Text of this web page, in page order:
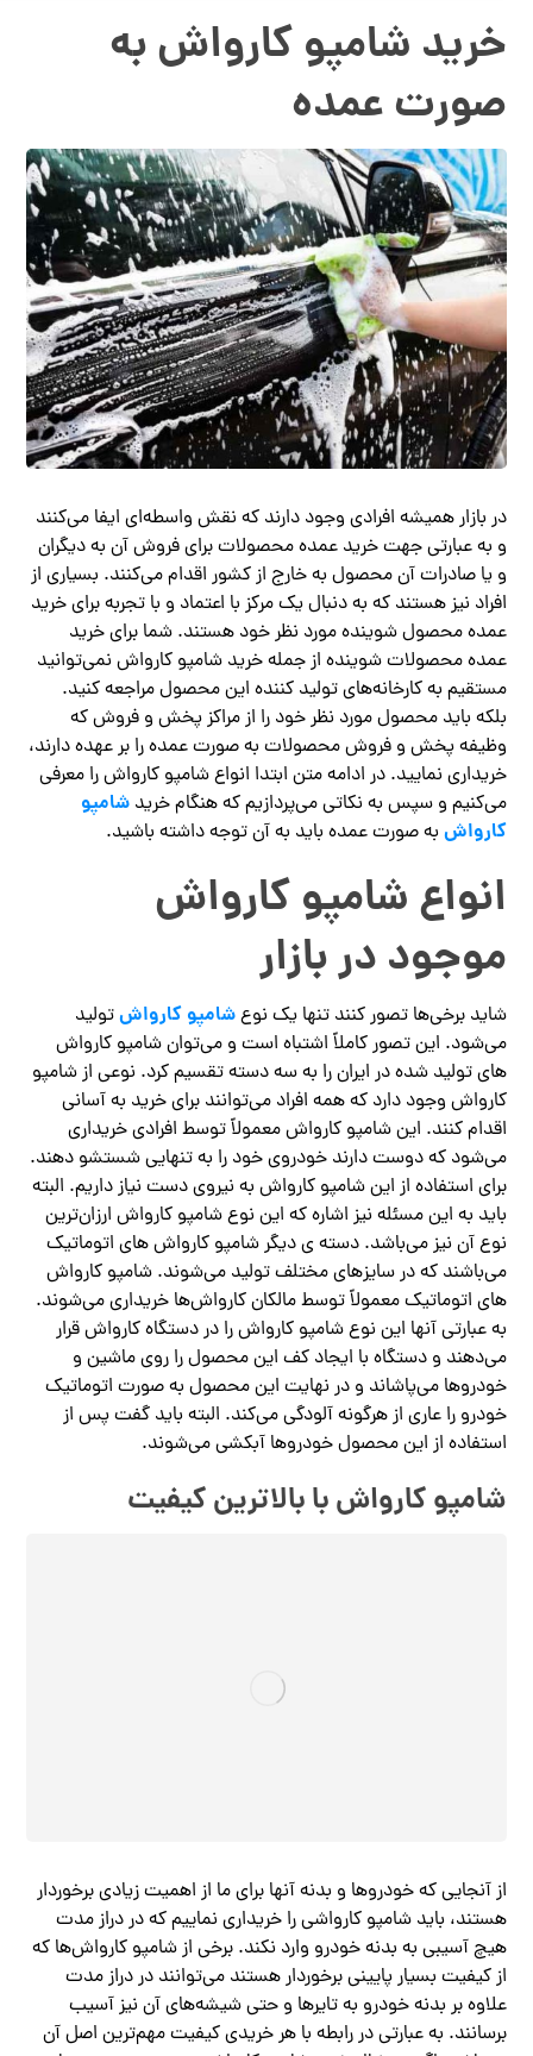
خرید شامپو کارواش به
صورت عمده
در بازار همیشه افرادی وجود دارند که نقش واسطه‌ای ایفا می‌کنند
و به عبارتی جهت خرید عمده محصولات برای فروش آن به دیگران
و یا صادرات آن محصول به خارج از کشور اقدام می‌کنند. بسیاری از
افراد نیز هستند که به دنبال یک مرکز با اعتماد و با تجربه برای خرید
عمده محصول شوینده مورد نظر خود هستند. شما برای خرید
عمده محصولات شوینده از جمله خرید شامپو کارواش نمی‌توانید
مستقیم به کارخانه‌های تولید کننده این محصول مراجعه کنید.
بلکه باید محصول مورد نظر خود را از مراکز پخش و فروش که
وظیفه پخش و فروش محصولات به صورت عمده را بر عهده دارند،
خریداری نمایید. در ادامه متن ابتدا انواع شامپو کارواش را معرفی
می‌کنیم و سپس به نکاتی می‌پردازیم که هنگام خریدشامپو
کارواش به صورت عمده باید به آن توجه داشته باشید.
انواع شامپو کارواش
موجود در بازار
شاید برخی‌ها تصور کنند تنها یک نوعشامپو کارواشتولید
می‌شود. این تصور کاملاً اشتباه است و می‌توان شامپو کارواش‌
های تولید شده در ایران را به سه دسته تقسیم کرد. نوعی از شامپو
کارواش وجود دارد که همه افراد می‌توانند برای خرید به آسانی
اقدام کنند. این شامپو کارواش معمولاً توسط افرادی خریداری
می‌شود که دوست دارند خودروی خود را به تنهایی شستشو دهند.
برای استفاده از این شامپو کارواش به نیروی دست نیاز داریم. البته
باید به این مسئله نیز اشاره که این نوع شامپو کارواش ارزان‌ترین
نوع آن نیز می‌باشد. دسته ی دیگر شامپو کارواش‌ های اتوماتیک
می‌باشند که در سایزهای مختلف تولید می‌شوند. شامپو کارواش
‌های اتوماتیک معمولاً توسط مالکان کارواش‌ها خریداری می‌شوند.
به عبارتی آنها این نوع شامپو کارواش را در دستگاه کارواش قرار
می‌دهند و دستگاه با ایجاد کف این محصول را روی ماشین و
خودروها می‌پاشاند و در نهایت این محصول به صورت اتوماتیک
خودرو را عاری از هرگونه آلودگی می‌کند. البته باید گفت پس از
استفاده از این محصول خودروها آبکشی می‌شوند.
شامپو کارواش با بالاترین کیفیت
از آنجایی که خودروها و بدنه آنها برای ما از اهمیت زیادی برخوردار
هستند، باید شامپو کارواشی را خریداری نماییم که در دراز مدت
هیچ آسیبی به بدنه خودرو وارد نکند. برخی از شامپو کارواش‌ها که
از کیفیت بسیار پایینی برخوردار هستند می‌توانند در دراز مدت
علاوه بر بدنه خودرو به تایرها و حتی شیشه‌های آن نیز آسیب
برسانند. به عبارتی در رابطه با هر خریدی کیفیت مهم‌ترین اصل آن